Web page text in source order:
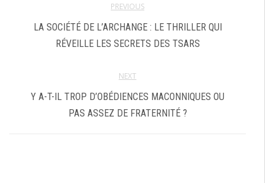
PREVIOUS
LA SOCIÉTÉ DE L’ARCHANGE : LE THRILLER QUI
RÉVEILLE LES SECRETS DES TSARS
NEXT
Y A-T-IL TROP D’OBÉDIENCES MACONNIQUES OU
PAS ASSEZ DE FRATERNITÉ ?